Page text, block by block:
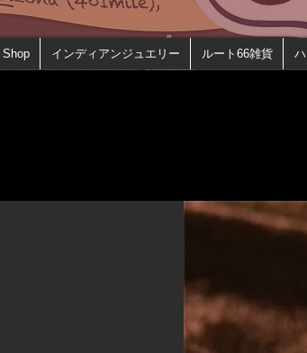
Shop インディアンジュエリー ルート66雑貨